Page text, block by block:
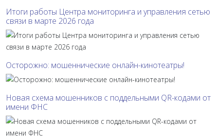
Итоги работы Центра мониторинга и управления сетью
связи в марте 2026 года
Осторожно: мошеннические онлайн-кинотеатры!
Новая схема мошенников с поддельными QR-кодами от
имени ФНС